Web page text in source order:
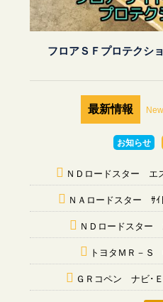
フロアＳＦプロテクシ
最新情報
お知らせ
ＮＤロードスター エ
ＮＡロードスター ｻ
ＮＤロードスター
トヨタＭＲ－
ＧＲコペン ナビ･Ｅ